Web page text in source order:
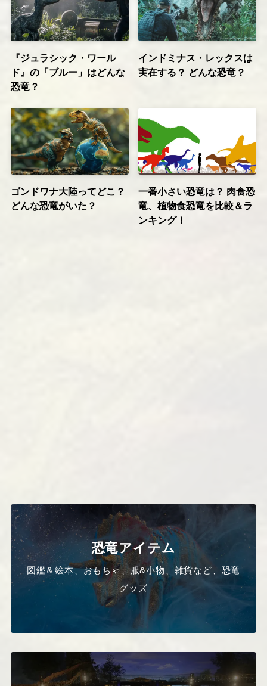
『ジュラシック・ワール
ド』の「ブルー」はどんな
恐竜？
インドミナス・レックスは
実在する？ どんな恐竜？
ゴンドワナ大陸ってどこ？
どんな恐竜がいた？
一番小さい恐竜は？ 肉食恐
竜、植物食恐竜を比較＆ラ
ンキング！
恐竜アイテム
図鑑＆絵本、おもちゃ、服&小物、雑貨など、恐竜
グッズ